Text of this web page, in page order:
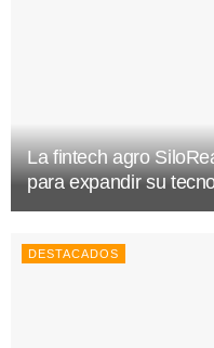
La fintech agro
para expandir su
DESTACADOS